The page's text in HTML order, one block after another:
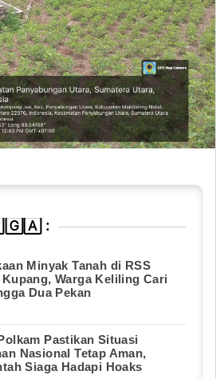
:
Minyak Tanah di RSS
Kupang, Warga Keliling Cari
Dua Pekan
Pastikan Situasi
Nasional Tetap Aman,
Siaga Hadapi Hoaks